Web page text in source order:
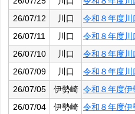
26/07/12
川口
令和８年度
26/07/11
川口
令和８年度
26/07/10
川口
令和８年度
26/07/09
川口
令和８年度
26/07/05
伊勢崎 令和８年度
26/07/04
伊勢崎 令和８年度